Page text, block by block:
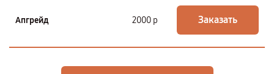
Апгрейд 2000 р Заказать